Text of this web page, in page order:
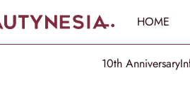
HOME
10th Anniversary